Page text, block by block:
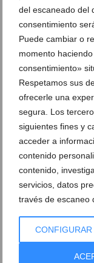
del escaneado del
consentimiento
Puede cambiar o
momento
consentimiento»
Respetamos sus
ofrecerle una
segura. Los
siguientes fines y
acceder a
contenido
contenido,
servicios, datos
través de escaneo
CONFIGURAR
Ver promociones
Ver sorteos